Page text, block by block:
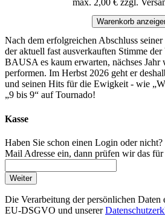
max. 2,00 € zzgl.
Warenkorb
Nach dem erfolgreichen Abschluss
der aktuell fast ausverkauften Stimme
BAUSA es kaum erwarten, nächses Jahr
performen. Im Herbst 2026 geht er
und seinen Hits für die Ewigkeit - wie
„9 bis 9“ auf Tournado!
Kasse
Haben Sie schon einen Login oder
Mail Adresse ein, dann prüfen wir das für
Weiter
Die Verarbeitung der persönlichen Daten
EU-DSGVO und unserer